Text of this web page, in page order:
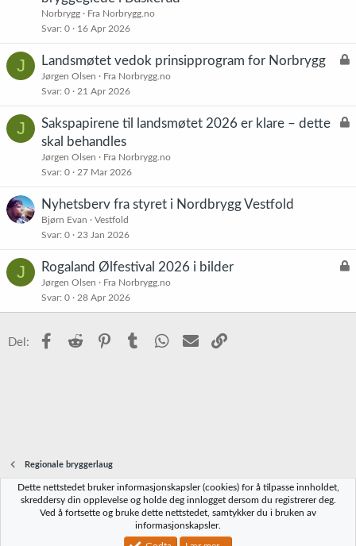
Norbrygg
Fra Norbrygg.no
Svar 0 16 Apr 2026
J
L
Landsmøtet vedok prinsipprogram for Norbrygg
Jørgen Olsen
Fra Norbrygg.no
Svar 0 21 Apr 2026
J
L
Sakspapirene til landsmøtet 2026 er klare – dette
skal behandles
Jørgen Olsen
Fra Norbrygg.no
Svar 0 27 Mar 2026
Nyhetsberv fra styret i Nordbrygg Vestfold
Bjørn Evan
Vestfold
Svar 0 23 Jan 2026
J
L
t
Rogaland Ølfestival 2026 i bilder
Jørgen Olsen
Fra Norbrygg.no
Svar 0 28 Apr 2026
Del: Facebook
Reddit PinterestTumblr WhatsApp
E-post
Regionale bryggerlaug
Norbrygg-default
Vilkår og regler Personvernregler
Dette nettstedet bruker informasjonskapsler (cookies) for å tilpasse innholdet,
skreddersy din opplevelse og holde deg innlogget dersom du registrerer deg.
Ved å fortsette og bruke dette nettstedet, samtykker du i bruken av
informasjonskapsler.